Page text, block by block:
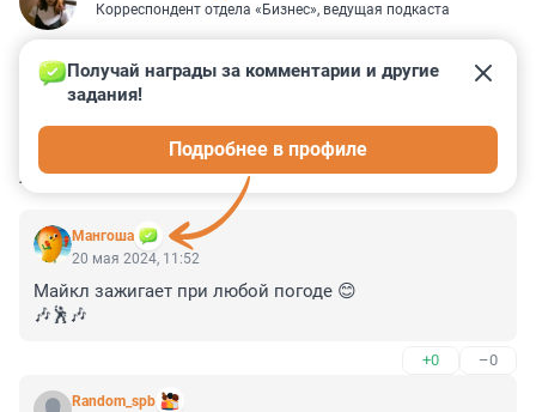
Корреспондент отдела «Бизнес», ведущая подкаста
КОММЕНТАРИИ 6
Мангоша
Получай награды за комментарии и другие
задания!
Подробнее в профиле
20 мая 2024, 11:52
Майкл зажигает при любой погоде 😊
🎶🕺🎶
+0 –0
Random_spb